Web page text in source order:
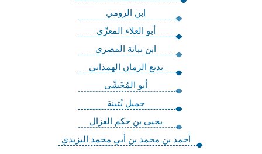
إبن الرومي
أبو العلاء المعرِّي
ابن نباتة المصري
بديع الزمان الهمذاني
أبو المُخَشّى
جميل بُثينة
يحيى بن حكم الغزال
أحمد بن محمد بن أبي محمد اليزيدي